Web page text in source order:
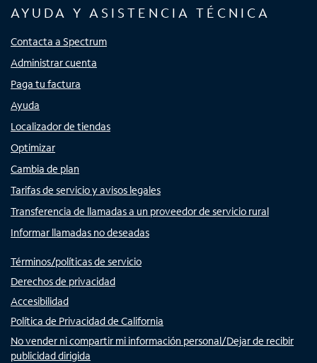
AYUDA Y ASISTENCIA TÉCNICA
Contacta a Spectrum
Administrar cuenta
Paga tu factura
Ayuda
Localizador de tiendas
Optimizar
Cambia de plan
Tarifas de servicio y avisos legales
Transferencia de llamadas a un proveedor de servicio rural
Informar llamadas no deseadas
Términos/políticas de servicio
Derechos de privacidad
Accesibilidad
Política de Privacidad de California
No vender ni compartir mi información personal/Dejar de recibir
publicidad dirigida